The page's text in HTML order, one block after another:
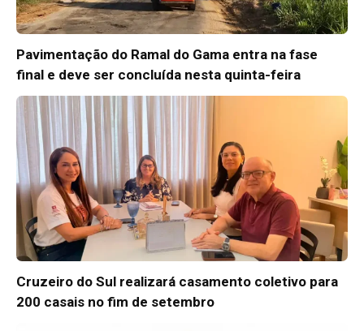
Pavimentação do Ramal do Gama entra na fase
final e deve ser concluída nesta quinta-feira
Cruzeiro do Sul realizará casamento coletivo para
200 casais no fim de setembro